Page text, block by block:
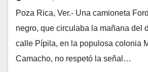
Poza Rica, Ver.- Una camioneta
negro, que circulaba la mañana del
calle Pípila, en la populosa colonia
Camacho, no respetó la señal…